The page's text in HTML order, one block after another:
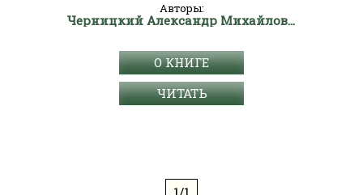
Авторы:
Черницкий Александр Михайлович
О КНИГЕ
ЧИТАТЬ